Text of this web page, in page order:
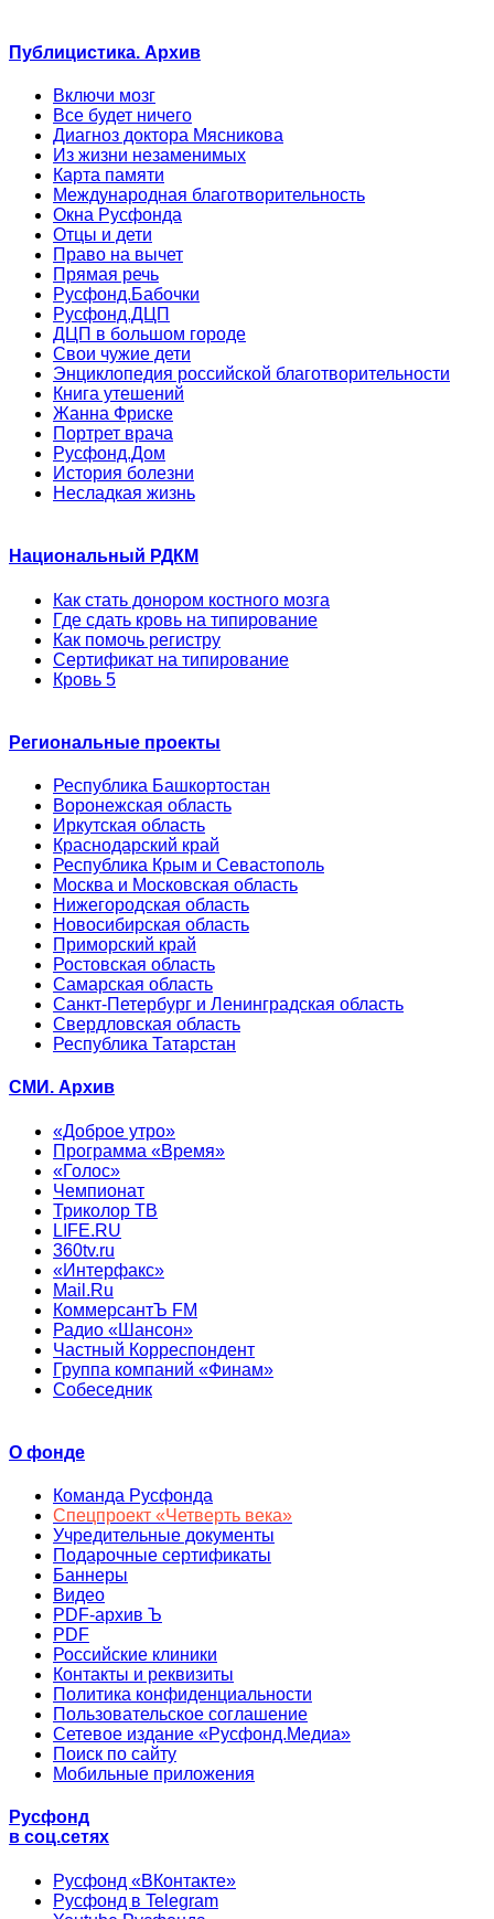
Публицистика. Архив
Включи мозг
Все будет ничего
Диагноз доктора Мясникова
Из жизни незаменимых
Карта памяти
Международная благотворительность
Окна Русфонда
Отцы и дети
Право на вычет
Прямая речь
Русфонд.Бабочки
Русфонд.ДЦП
ДЦП в большом городе
Свои чужие дети
Энциклопедия российской благотворительности
Книга утешений
Жанна Фриске
Портрет врача
Русфонд.Дом
История болезни
Несладкая жизнь
Национальный РДКМ
Как стать донором костного мозга
Где сдать кровь на типирование
Как помочь регистру
Сертификат на типирование
Кровь 5
Региональные проекты
Республика Башкортостан
Воронежская область
Иркутская область
Краснодарский край
Республика Крым и Севастополь
Москва и Московская область
Нижегородская область
Новосибирская область
Приморский край
Ростовская область
Самарская область
Санкт-Петербург и Ленинградская область
Свердловская область
Республика Татарстан
СМИ. Архив
«Доброе утро»
Программа «Время»
«Голос»
Чемпионат
Триколор ТВ
LIFE.RU
360tv.ru
«Интерфакс»
Mail.Ru
КоммерсантЪ FM
Радио «Шансон»
Частный Корреспондент
Группа компаний «Финам»
Собеседник
О фонде
Команда Русфонда
Спецпроект «Четверть века»
Учредительные документы
Подарочные сертификаты
Баннеры
Видео
PDF-архив Ъ
PDF
Российские клиники
Контакты и реквизиты
Политика конфиденциальности
Пользовательское соглашение
Сетевое издание «Русфонд.Медиа»
Поиск по сайту
Мобильные приложения
Русфонд
в соц.сетях
Русфонд «ВКонтакте»
Русфонд в Telegram